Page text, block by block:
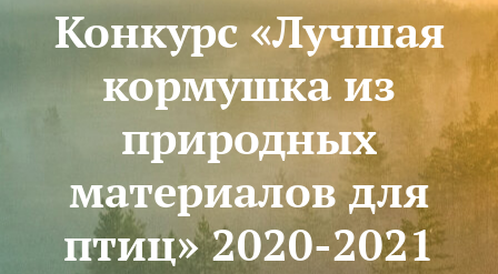
Конкурс «Лучшая
кормушка из
природных
материалов для
птиц» 2020-2021